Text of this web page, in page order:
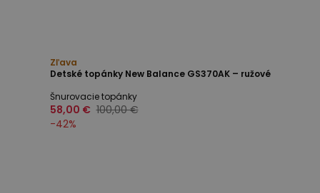
Zľava
Detské topánky New Balance GS370AK – ružové
Šnurovacie topánky
58,00 € 100,00 €
-42%